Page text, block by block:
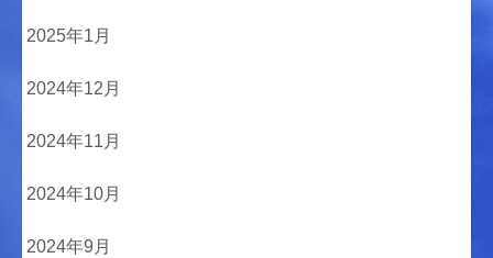
2025年1月
2024年12月
2024年11月
2024年10月
2024年9月